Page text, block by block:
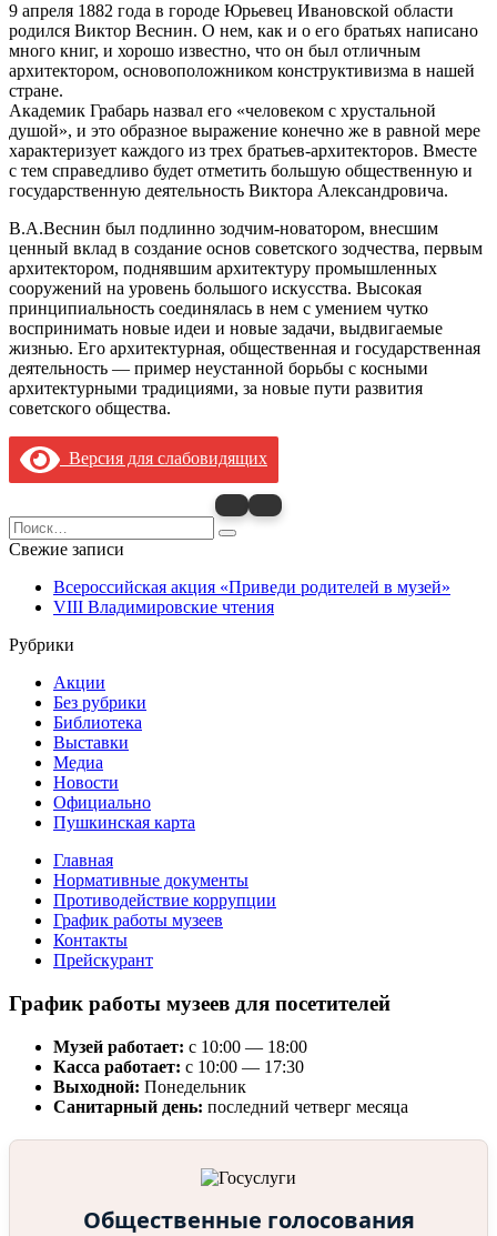
9 апреля 1882 года в городе Юрьевец Ивановской области
родился Виктор Веснин. О нем, как и о его братьях написано
много книг, и хорошо известно, что он был отличным
архитектором, основоположником конструктивизма в нашей
стране.
Академик Грабарь назвал его «человеком с хрустальной
душой», и это образное выражение конечно же в равной мере
характеризует каждого из трех братьев-архитекторов. Вместе
с тем справедливо будет отметить большую общественную и
государственную деятельность Виктора Александровича.
В.А.Веснин был подлинно зодчим-новатором, внесшим
ценный вклад в создание основ советского зодчества, первым
архитектором, поднявшим архитектуру промышленных
сооружений на уровень большого искусства. Высокая
принципиальность соединялась в нем с умением чутко
воспринимать новые идеи и новые задачи, выдвигаемые
жизнью. Его архитектурная, общественная и государственная
деятельность — пример неустанной борьбы с косными
архитектурными традициями, за новые пути развития
советского общества.
Версия для слабовидящих
Search
for:
Свежие записи
Всероссийская акция «Приведи родителей в музей»
VIII Владимировские чтения
Рубрики
Акции
Без рубрики
Библиотека
Выставки
Медиа
Новости
Официально
Пушкинская карта
Главная
Нормативные документы
Противодействие коррупции
График работы музеев
Контакты
Прейскурант
График работы музеев для посетителей
Музей работает: с 10:00 — 18:00
Касса работает: с 10:00 — 17:30
Выходной: Понедельник
Санитарный день: последний четверг месяца
Общественные голосования